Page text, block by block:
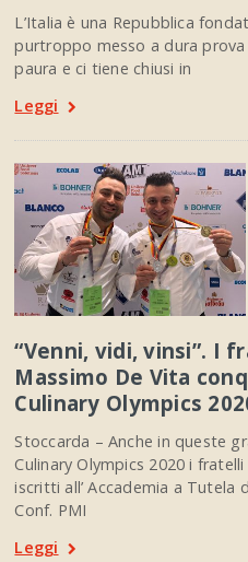
L’Italia è una Repubblica
purtroppo messo a dura prova
paura e ci tiene chiusi in
Leggi
“Venni, vidi, vinsi”. I
Massimo De Vita
Culinary Olympics
Stoccarda – Anche in queste
Culinary Olympics 2020 i
iscritti all’ Accademia a Tutela
Conf. PMI
Leggi